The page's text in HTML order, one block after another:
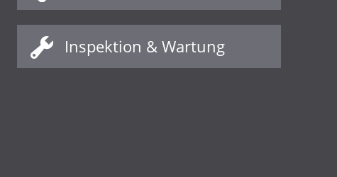
Inspektion & Wartung